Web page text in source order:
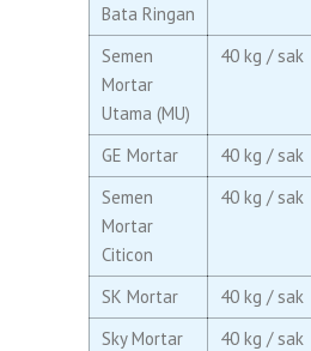
Bata Ringan
Semen
Mortar
Utama (MU)
40 kg / sak
GE Mortar 40 kg / sak
Semen
Mortar
Citicon
40 kg / sak
SK Mortar 40 kg / sak
Sky Mortar
40 kg / sak